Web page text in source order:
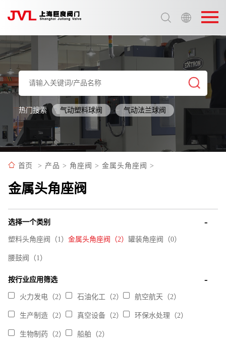
选择语言:
中文 / Chinese
英语 / English
热门搜索 气动塑料球阀 气动法兰球阀
首页 > 产品 > 角座阀 > 金属头角座阀 >
金属头角座阀
选择一个类别
塑料头角座阀（1） 金属头角座阀（2） 罐装角座阀（0）
腰鼓阀（1）
按行业应用筛选
火力发电（2） 石油化工（2） 航空航天（2）
生产制造（2） 真空设备（2） 环保水处理（2）
生物制药（2） 船舶（2）